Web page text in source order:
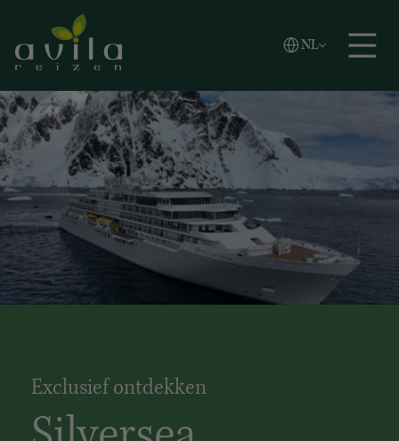
Zoeken
NL
Vlaams
English
Exclusief ontdekken